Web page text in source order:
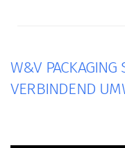
W&V PACKAGING
VERBINDEND